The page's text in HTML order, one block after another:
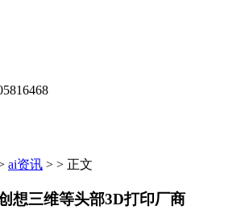
ai资讯 > > 正文
想三维等头部3D打印厂商​